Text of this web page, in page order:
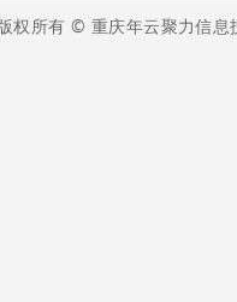
权所有 © 重庆年云聚力信息